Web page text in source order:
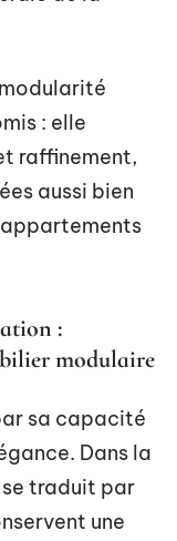
: elle
raffinement,
aussi bien
appartements
:
modulaire
sa capacité
Dans la
traduit par
une